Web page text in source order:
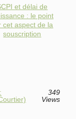
et délai de
: le point
cet aspect de la
souscription
349
Views